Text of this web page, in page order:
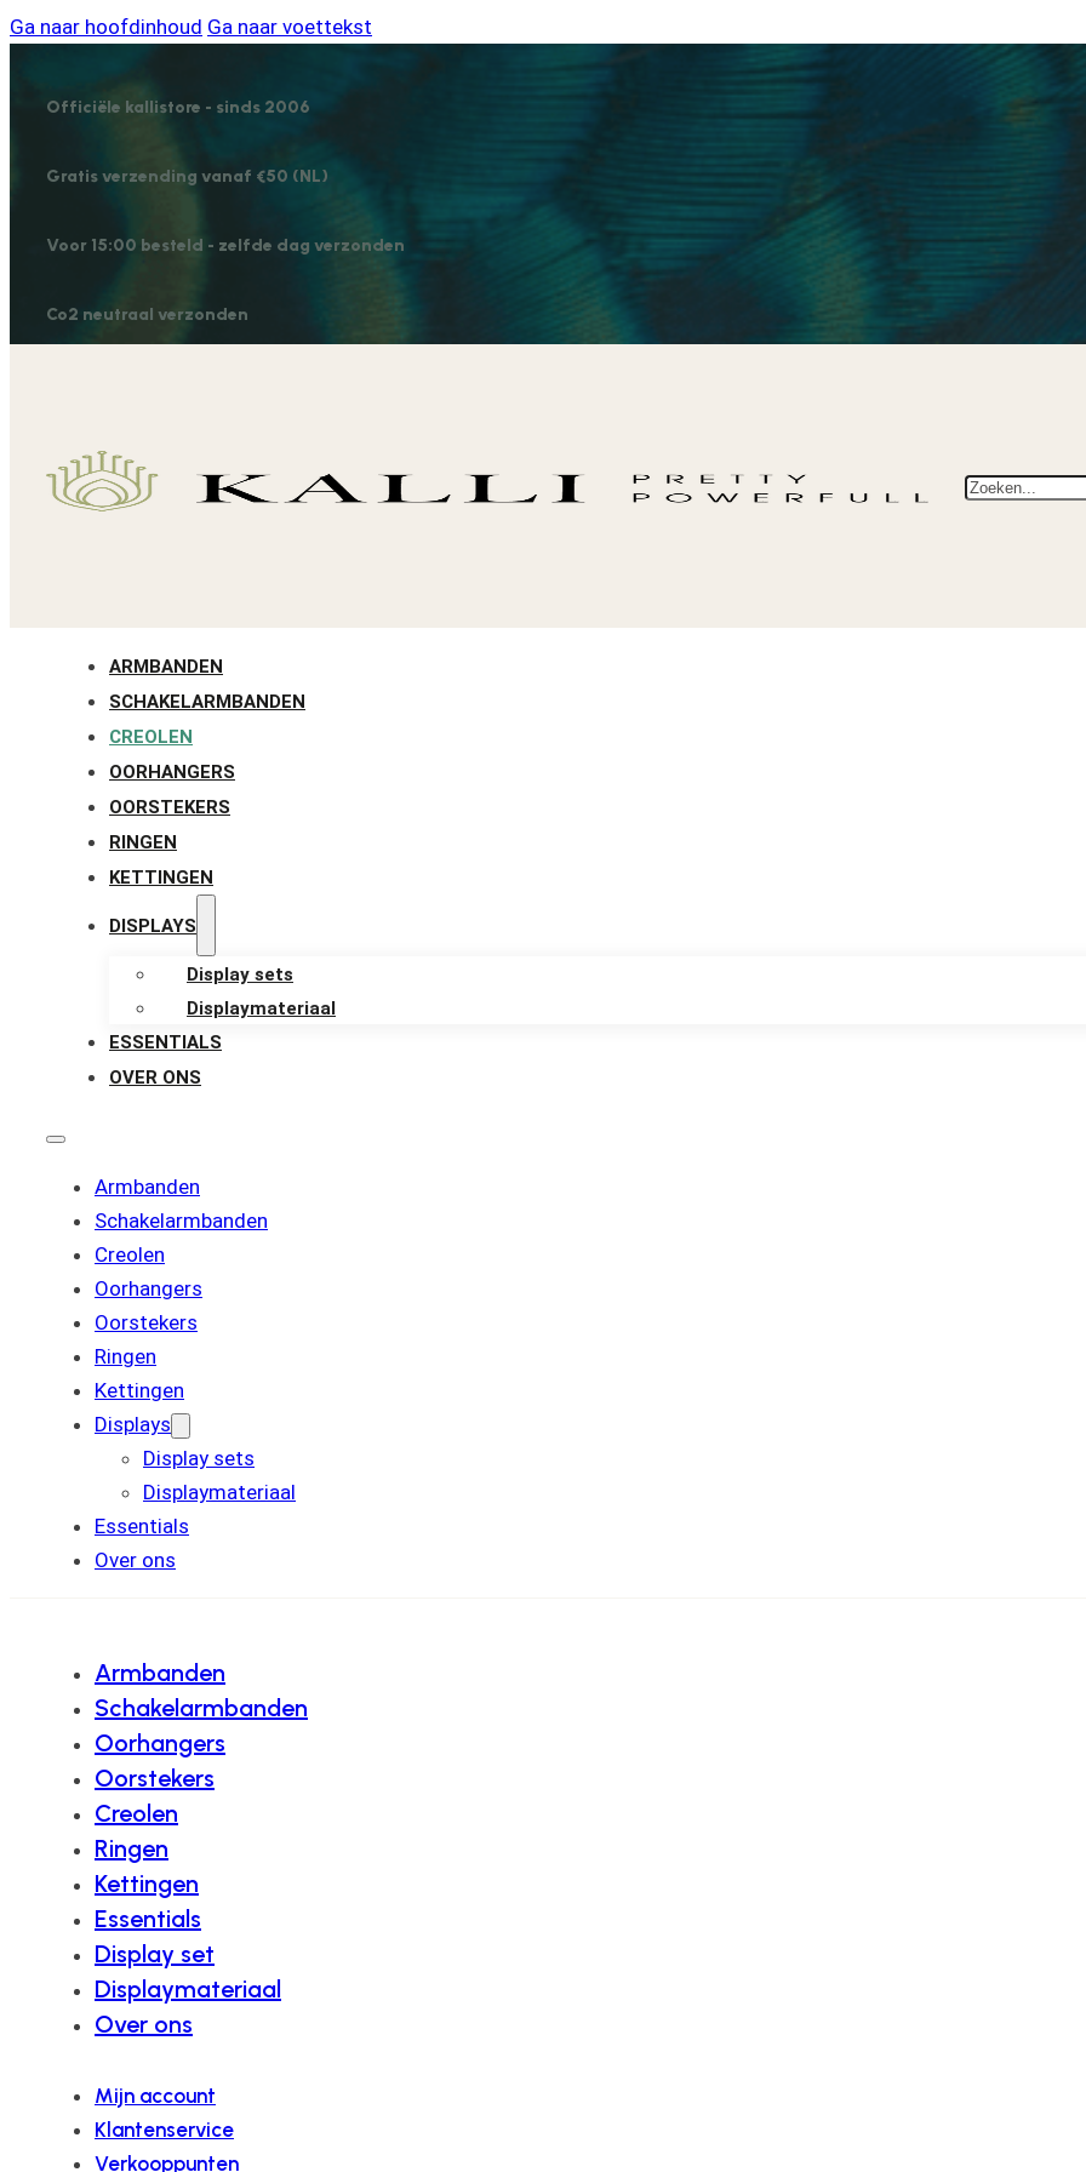
Ga naar hoofdinhoud Ga naar voettekst
Officiële kallistore - sinds 2006
Gratis verzending vanaf €50 (NL)
Voor 15:00 besteld - zelfde dag verzonden
Co2 neutraal verzonden
Zoeken
ARMBANDEN
SCHAKELARMBANDEN
CREOLEN
OORHANGERS
OORSTEKERS
RINGEN
KETTINGEN
DISPLAYS
Display sets
Displaymateriaal
ESSENTIALS
OVER ONS
Armbanden
Schakelarmbanden
Creolen
Oorhangers
Oorstekers
Ringen
Kettingen
Displays
Display sets
Displaymateriaal
Essentials
Over ons
Armbanden
Schakelarmbanden
Oorhangers
Oorstekers
Creolen
Ringen
Kettingen
Essentials
Display set
Displaymateriaal
Over ons
Mijn account
Klantenservice
Verkooppunten